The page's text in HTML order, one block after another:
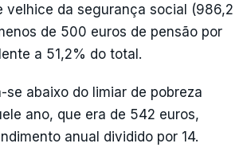
velhice da segurança social (986,2
de 500 euros de pensão por
a 51,2% do total.
se abaixo do limiar de pobreza
ano, que era de 542 euros,
anual dividido por 14.